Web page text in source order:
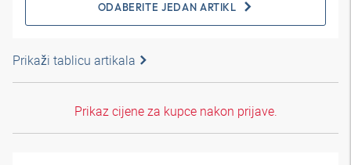
ODABERITE JEDAN ARTIKL
Prikaži tablicu artikala
Prikaz cijene za kupce nakon prijave.